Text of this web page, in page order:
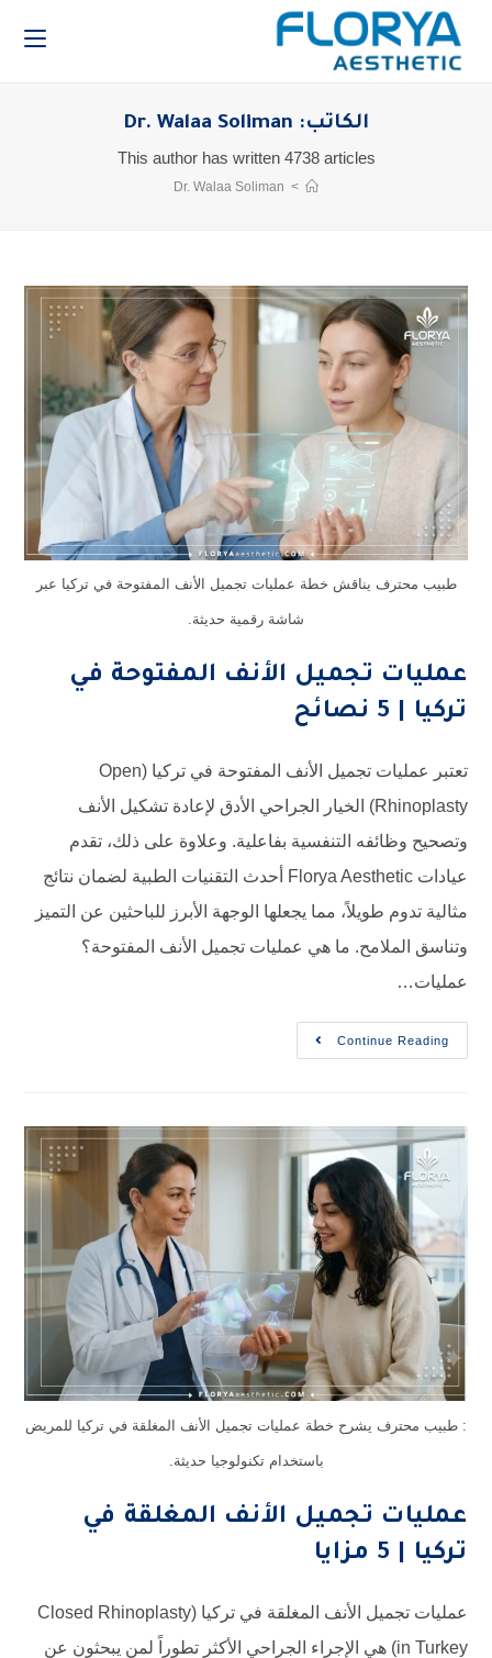
الكاتب: Dr. Walaa Soliman
This author has written 4738 articles
>
Dr. Walaa Soliman
طبيب محترف يناقش خطة عمليات تجميل الأنف المفتوحة في تركيا عبر
شاشة رقمية حديثة.
عمليات تجميل الأنف المفتوحة في
تركيا | 5 نصائح
تعتبر عمليات تجميل الأنف المفتوحة في تركيا (Open
Rhinoplasty) الخيار الجراحي الأدق لإعادة تشكيل الأنف
وتصحيح وظائفه التنفسية بفاعلية. وعلاوة على ذلك، تقدم
عيادات Florya Aesthetic أحدث التقنيات الطبية لضمان نتائج
مثالية تدوم طويلاً، مما يجعلها الوجهة الأبرز للباحثين عن التميز
وتناسق الملامح. ما هي عمليات تجميل الأنف المفتوحة؟
عمليات…
Continue Reading
: طبيب محترف يشرح خطة عمليات تجميل الأنف المغلقة في تركيا للمريض
باستخدام تكنولوجيا حديثة.
عمليات تجميل الأنف المغلقة في
تركيا | 5 مزايا
عمليات تجميل الأنف المغلقة في تركيا (Closed Rhinoplasty
in Turkey) هي الإجراء الجراحي الأكثر تطوراً لمن يبحثون عن